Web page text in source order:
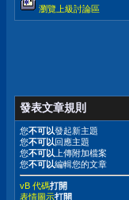
瀏覽上級討論區
發表文章規則
您不可以發起新主題
您不可以回應主題
您不可以 上傳附加檔案
您不可以編輯您的文章
vB 代碼打開
表情圖示打開